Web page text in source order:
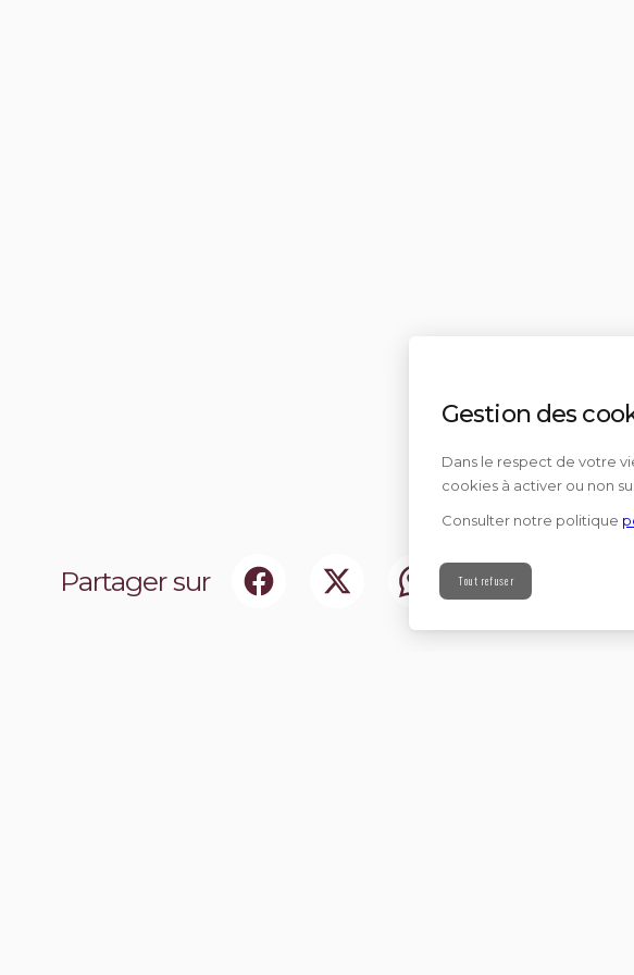
Partager sur
Gestion des
Dans le respect de votre
cookies à activer ou non
Consulter notre politique
Tout refuser